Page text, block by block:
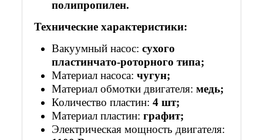
полипропилен.
Технические характеристики:
Вакуумный насос:сухого
пластинчато-роторного типа;
Материал насоса:чугун;
Материал обмотки двигателя:медь;
Количество пластин:4 шт;
Материал пластин:графит;
Электрическая мощность двигателя: